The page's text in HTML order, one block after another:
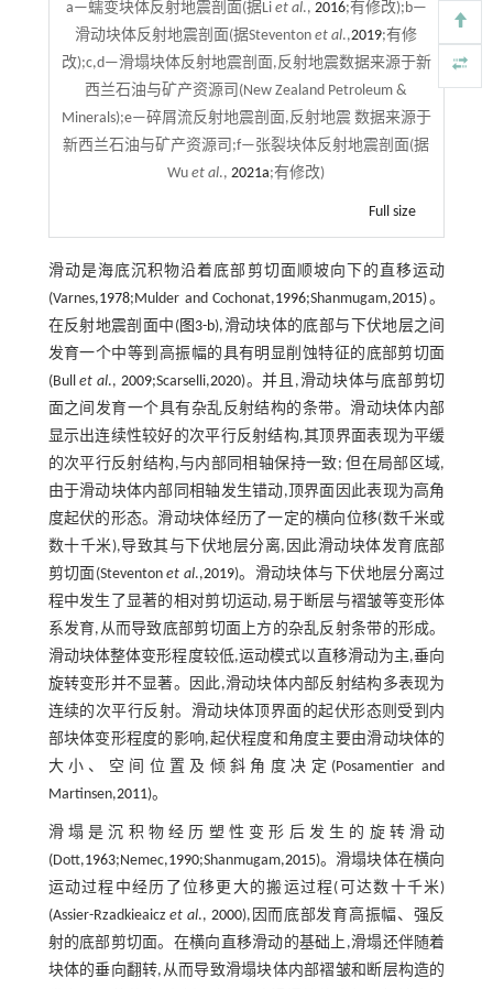
a—蠕变块体反射地震剖面(据Li et al., 2016;有修改);b—
滑动块体反射地震剖面(据Steventonet al.,2019;有修
改);c,d—滑塌块体反射地震剖面,反射地震数据来源于新
西兰石油与矿产资源司(New Zealand Petroleum &
Minerals);e—碎屑流反射地震剖面,反射地震 数据来源于
新西兰石油与矿产资源司;f—张裂块体反射地震剖面(据
Wuet al.,2021a;有修改)
Full size
滑动是海底沉积物沿着底部剪切面顺坡向下的直移运动
(Varnes,1978;Mulder and Cochonat,1996;Shanmugam,2015)。
在反射地震剖面中(图3-b),滑动块体的底部与下伏地层之间
发育一个中等到高振幅的具有明显削蚀特征的底部剪切面
(Bullet al., 2009;Scarselli,2020)。并且,滑动块体与底部剪切
面之间发育一个具有杂乱反射结构的条带。滑动块体内部
显示出连续性较好的次平行反射结构,其顶界面表现为平缓
的次平行反射结构,与内部同相轴保持一致; 但在局部区域,
由于滑动块体内部同相轴发生错动,顶界面因此表现为高角
度起伏的形态。滑动块体经历了一定的横向位移(数千米或
数十千米),导致其与下伏地层分离,因此滑动块体发育底部
剪切面(Steventonet al.,2019)。滑动块体与下伏地层分离过
程中发生了显著的相对剪切运动,易于断层与褶皱等变形体
系发育,从而导致底部剪切面上方的杂乱反射条带的形成。
滑动块体整体变形程度较低,运动模式以直移滑动为主,垂向
旋转变形并不显著。因此,滑动块体内部反射结构多表现为
连续的次平行反射。滑动块体顶界面的起伏形态则受到内
部块体变形程度的影响,起伏程度和角度主要由滑动块体的
大小、空间位置及倾斜角度决定(Posamentier and
Martinsen,2011)。
滑塌是沉积物经历塑性变形后发生的旋转滑动
(Dott,1963;Nemec,1990;Shanmugam,2015)。滑塌块体在横向
运动过程中经历了位移更大的搬运过程(可达数十千米)
(Assier-Rzadkieaiczet al., 2000),因而底部发育高振幅、强反
射的底部剪切面。在横向直移滑动的基础上,滑塌还伴随着
块体的垂向翻转,从而导致滑塌块体内部褶皱和断层构造的